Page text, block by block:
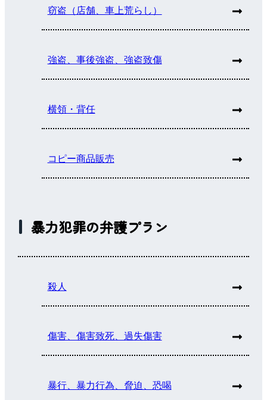
窃盗（店舗、車上荒らし）
強盗、事後強盗、強盗致傷
横領・背任
コピー商品販売
暴力犯罪の弁護プラン
殺人
傷害、傷害致死、過失傷害
暴行、暴力行為、脅迫、恐喝